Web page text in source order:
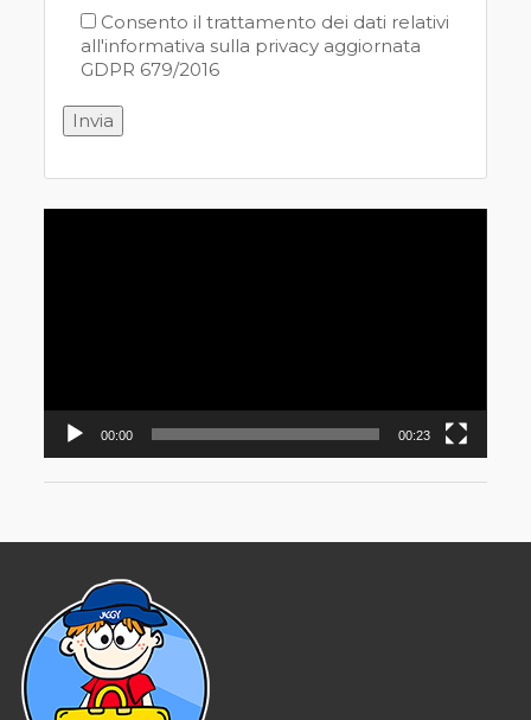
Consento il trattamento dei dati relativi
all'informativa sulla privacy aggiornata
GDPR 679/2016
00:00 00:23